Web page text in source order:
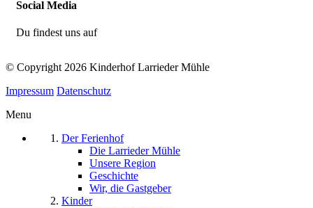
Social Media
Du findest uns auf
© Copyright 2026 Kinderhof Larrieder Mühle
Impressum Datenschutz
Menu
Der Ferienhof
Die Larrieder Mühle
Unsere Region
Geschichte
Wir, die Gastgeber
Kinder